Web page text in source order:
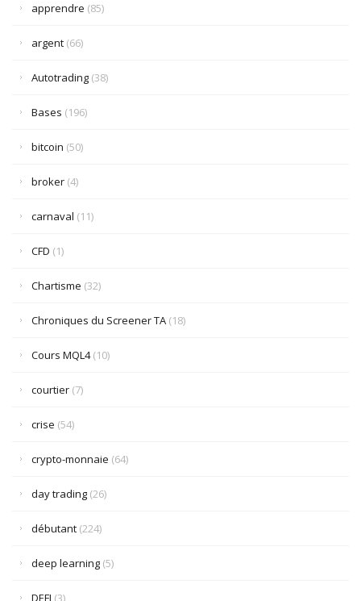
apprendre (85)
argent (66)
Autotrading (38)
Bases (196)
bitcoin (50)
broker (4)
carnaval (11)
CFD (1)
Chartisme (32)
Chroniques du Screener TA (18)
Cours MQL4(10)
courtier (7)
crise (54)
crypto-monnaie (64)
day trading (26)
débutant (224)
deep learning (5)
DEFI (3)